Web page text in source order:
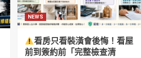
NEWS
看房只看裝潢會後悔！看屋
前到簽約前「完整檢查清